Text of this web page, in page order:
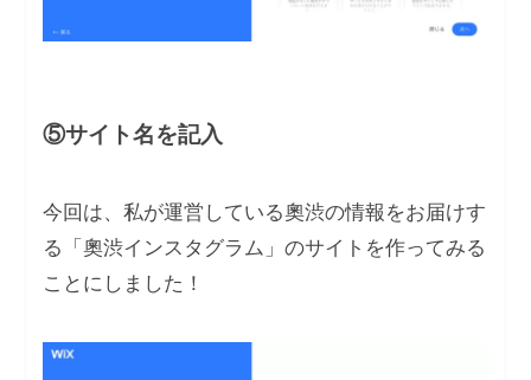
⑤サイト名を記入
今回は、私が運営している奧渋の情報をお届けす
る「奧渋インスタグラム」のサイトを作ってみる
ことにしました！